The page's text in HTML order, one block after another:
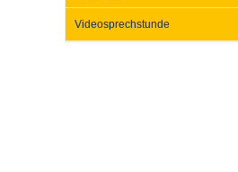
Videosprechstunde